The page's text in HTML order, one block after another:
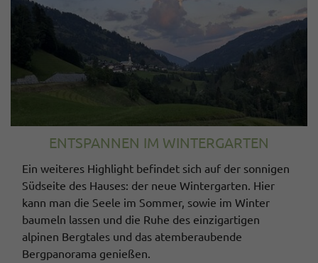
ENTSPANNEN IM WINTERGARTEN
Ein weiteres Highlight befindet sich auf der sonnigen
Südseite des Hauses: der neue Wintergarten. Hier
kann man die Seele im Sommer, sowie im Winter
baumeln lassen und die Ruhe des einzigartigen
alpinen Bergtales und das atemberaubende
Bergpanorama genießen.